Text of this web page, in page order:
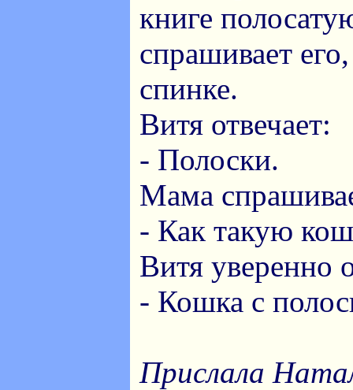
книге
спрашивает
спинке.
Витя отвечает:
- Полоски.
Мама
- Как такую
Витя уверенно
- Кошка с
Прислала